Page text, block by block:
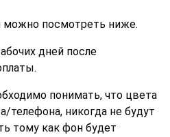
можно посмотреть ниже.
дней после
понимать, что цвета
телефона, никогда не будут
тому как фон будет